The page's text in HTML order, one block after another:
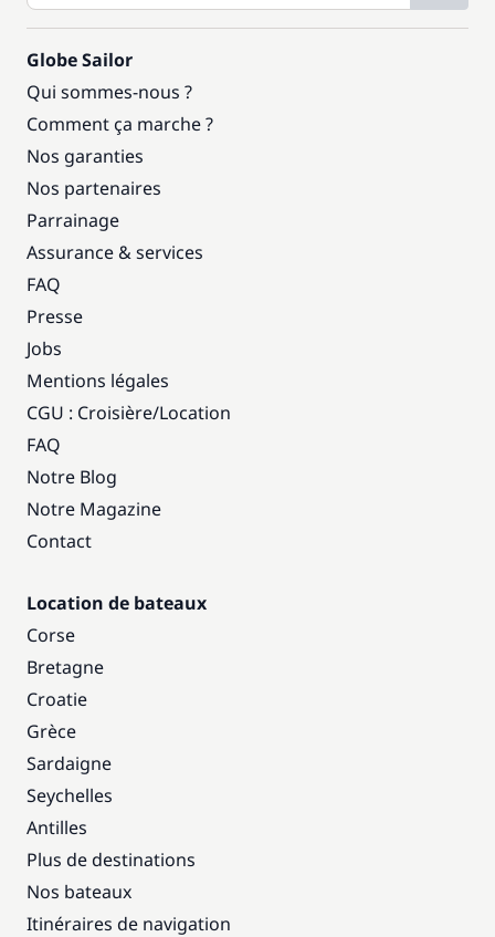
Globe Sailor
Qui sommes-nous ?
Comment ça marche ?
Nos garanties
Nos partenaires
Parrainage
Assurance & services
FAQ
Presse
Jobs
Mentions légales
CGU : Croisière/Location
FAQ
Notre Blog
Notre Magazine
Contact
Location de bateaux
Corse
Bretagne
Croatie
Grèce
Sardaigne
Seychelles
Antilles
Plus de destinations
Nos bateaux
Itinéraires de navigation